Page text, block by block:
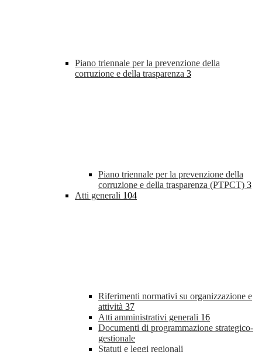
Piano triennale per la prevenzione della
corruzione e della trasparenza 3
Piano triennale per la prevenzione della
corruzione e della trasparenza (PTPCT) 3
Atti generali 104
Riferimenti normativi su organizzazione e
attività 37
Atti amministrativi generali 16
Documenti di programmazione strategico-
gestionale
Statuti e leggi regionali